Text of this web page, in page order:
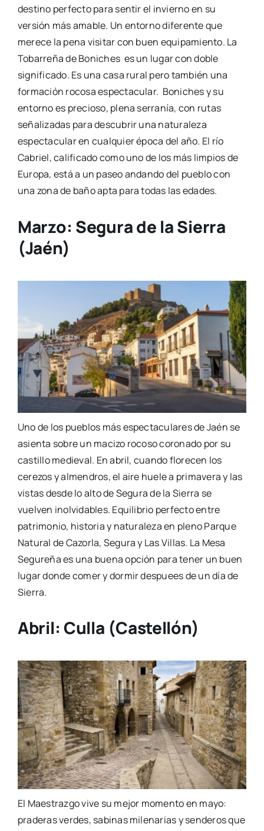
destino perfecto para sentir el invierno en su
versión más amable. Un entorno diferente que
merece la pena visitar con buen equipamiento. La
Tobarreña de Boniches es un lugar con doble
significado. Es una casa rural pero también una
formación rocosa espectacular. Boniches y su
entorno es precioso, plena serranía, con rutas
señalizadas para descubrir una naturaleza
espectacular en cualquier época del año. El río
Cabriel, calificado como uno de los más limpios de
Europa, está a un paseo andando del pueblo con
una zona de baño apta para todas las edades.
Marzo: Segura de la Sierra
(Jaén)
Uno de los pueblos más espectaculares de Jaén se
asienta sobre un macizo rocoso coronado por su
castillo medieval. En abril, cuando florecen los
cerezos y almendros, el aire huele a primavera y las
vistas desde lo alto de Segura de la Sierra se
vuelven inolvidables. Equilibrio perfecto entre
patrimonio, historia y naturaleza en pleno Parque
Natural de Cazorla, Segura y Las Villas. La Mesa
Segureña es una buena opción para tener un buen
lugar donde comer y dormir despuees de un día de
Sierra.
Abril: Culla (Castellón)
El Maestrazgo vive su mejor momento en mayo:
praderas verdes, sabinas milenarias y senderos que